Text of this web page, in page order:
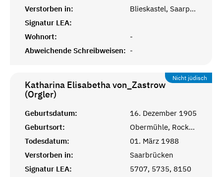
Verstorben in:
Blieskastel, Saarpfalz
Signatur LEA:
Wohnort:
-
Abweichende Schreibweisen: -
Nicht jüdisch
Katharina Elisabetha von_Zastrow
(Orgler)
Geburtsdatum:
16. Dezember 1905
Geburtsort:
Obermühle, Rockenhausen, Pfalz
Todesdatum:
01. März 1988
Verstorben in:
Saarbrücken
Signatur LEA:
5707, 5735, 8150